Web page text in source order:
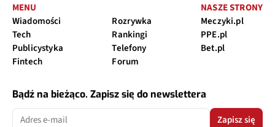
MENU
Wiadomości
Tech
Publicystyka
Fintech
Rozrywka
Rankingi
Telefony
Forum
NASZE STRONY
Meczyki.pl
PPE.pl
Bet.pl
Bądź na bieżąco. Zapisz się do newslettera
Zapisz się